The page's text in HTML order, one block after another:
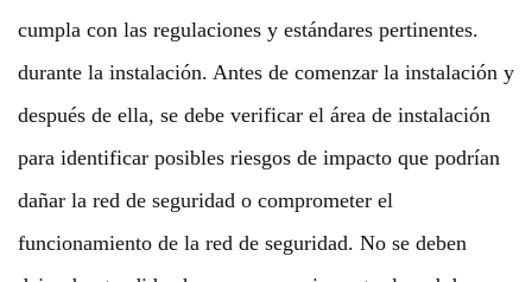
cumpla con las regulaciones y estándares pertinentes.
durante la instalación. Antes de comenzar la instalación y
después de ella, se debe verificar el área de instalación
para identificar posibles riesgos de impacto que podrían
dañar la red de seguridad o comprometer el
funcionamiento de la red de seguridad. No se deben